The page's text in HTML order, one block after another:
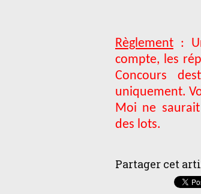
Règlement :
compte, les
Concours
uniquement.
Moi ne
des lots.
Partager cet